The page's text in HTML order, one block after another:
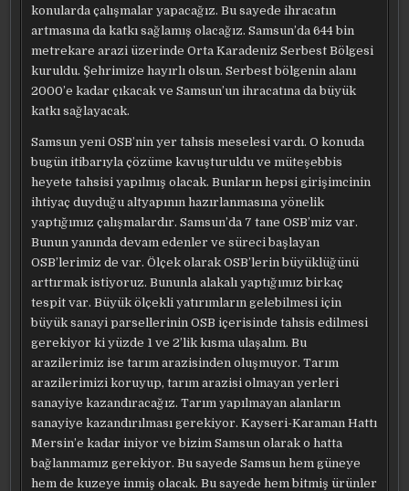
konularda çalışmalar yapacağız. Bu sayede ihracatın
artmasına da katkı sağlamış olacağız. Samsun’da 644 bin
metrekare arazi üzerinde Orta Karadeniz Serbest Bölgesi
kuruldu. Şehrimize hayırlı olsun. Serbest bölgenin alanı
2000’e kadar çıkacak ve Samsun’un ihracatına da büyük
katkı sağlayacak.
Samsun yeni OSB’nin yer tahsis meselesi vardı. O konuda
bugün itibarıyla çözüme kavuşturuldu ve müteşebbis
heyete tahsisi yapılmış olacak. Bunların hepsi girişimcinin
ihtiyaç duyduğu altyapının hazırlanmasına yönelik
yaptığımız çalışmalardır. Samsun’da 7 tane OSB’miz var.
Bunun yanında devam edenler ve süreci başlayan
OSB’lerimiz de var. Ölçek olarak OSB’lerin büyüklüğünü
arttırmak istiyoruz. Bununla alakalı yaptığımız birkaç
tespit var. Büyük ölçekli yatırımların gelebilmesi için
büyük sanayi parsellerinin OSB içerisinde tahsis edilmesi
gerekiyor ki yüzde 1 ve 2’lik kısma ulaşalım. Bu
arazilerimiz ise tarım arazisinden oluşmuyor. Tarım
arazilerimizi koruyup, tarım arazisi olmayan yerleri
sanayiye kazandıracağız. Tarım yapılmayan alanların
sanayiye kazandırılması gerekiyor. Kayseri-Karaman Hattı
Mersin’e kadar iniyor ve bizim Samsun olarak o hatta
bağlanmamız gerekiyor. Bu sayede Samsun hem güneye
hem de kuzeye inmiş olacak. Bu sayede hem bitmiş ürünler